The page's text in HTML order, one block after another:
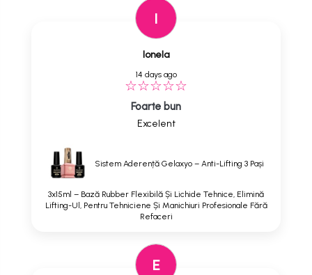
I
Ionela
14 days ago
Foarte bun
Excelent
Sistem Aderență Gelaxyo – Anti-Lifting 3 Pași
3x15ml – Bază Rubber Flexibilă Și Lichide Tehnice, Elimină
Lifting-Ul, Pentru Tehniciene Și Manichiuri Profesionale Fără
Refaceri
E